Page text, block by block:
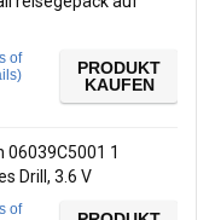
of
)
PRODUKT
KAUFEN
06039C5001 1
Drill, 3.6 V
of